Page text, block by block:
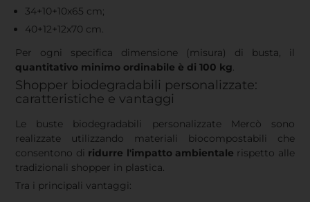
34+10+10x65 cm;
40+12+12x70 cm.
Per ogni specifica dimensione (misura) di busta, il
quantitativo minimo ordinabile è di 100 kg.
Shopper biodegradabili personalizzate:
caratteristiche e vantaggi
Le buste biodegradabili personalizzate Mercò sono
realizzate utilizzando materiali biocompostabili che
consentono di ridurre l'impatto ambientale rispetto alle
tradizionali shopper in plastica.
Tra i principali vantaggi: